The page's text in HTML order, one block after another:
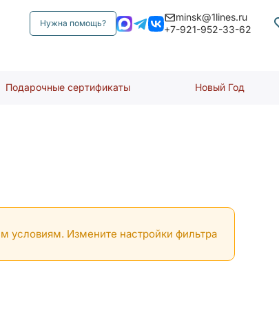
Нужна помощь?
minsk@1lines.ru
+7-921-952-33-62
Подарочные сертификаты Новый Год
условиям. Измените настройки фильтра